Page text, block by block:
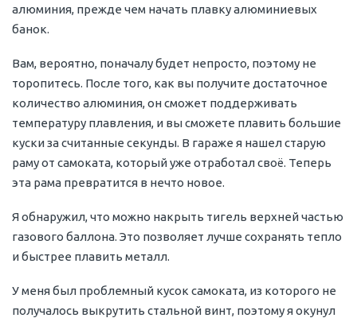
алюминия, прежде чем начать плавку алюминиевых
банок.
Вам, вероятно, поначалу будет непросто, поэтому не
торопитесь. После того, как вы получите достаточное
количество алюминия, он сможет поддерживать
температуру плавления, и вы сможете плавить большие
куски за считанные секунды. В гараже я нашел старую
раму от самоката, который уже отработал своё. Теперь
эта рама превратится в нечто новое.
Я обнаружил, что можно накрыть тигель верхней частью
газового баллона. Это позволяет лучше сохранять тепло
и быстрее плавить металл.
У меня был проблемный кусок самоката, из которого не
получалось выкрутить стальной винт, поэтому я окунул